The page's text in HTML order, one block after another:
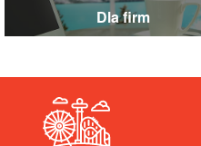
Dla firm